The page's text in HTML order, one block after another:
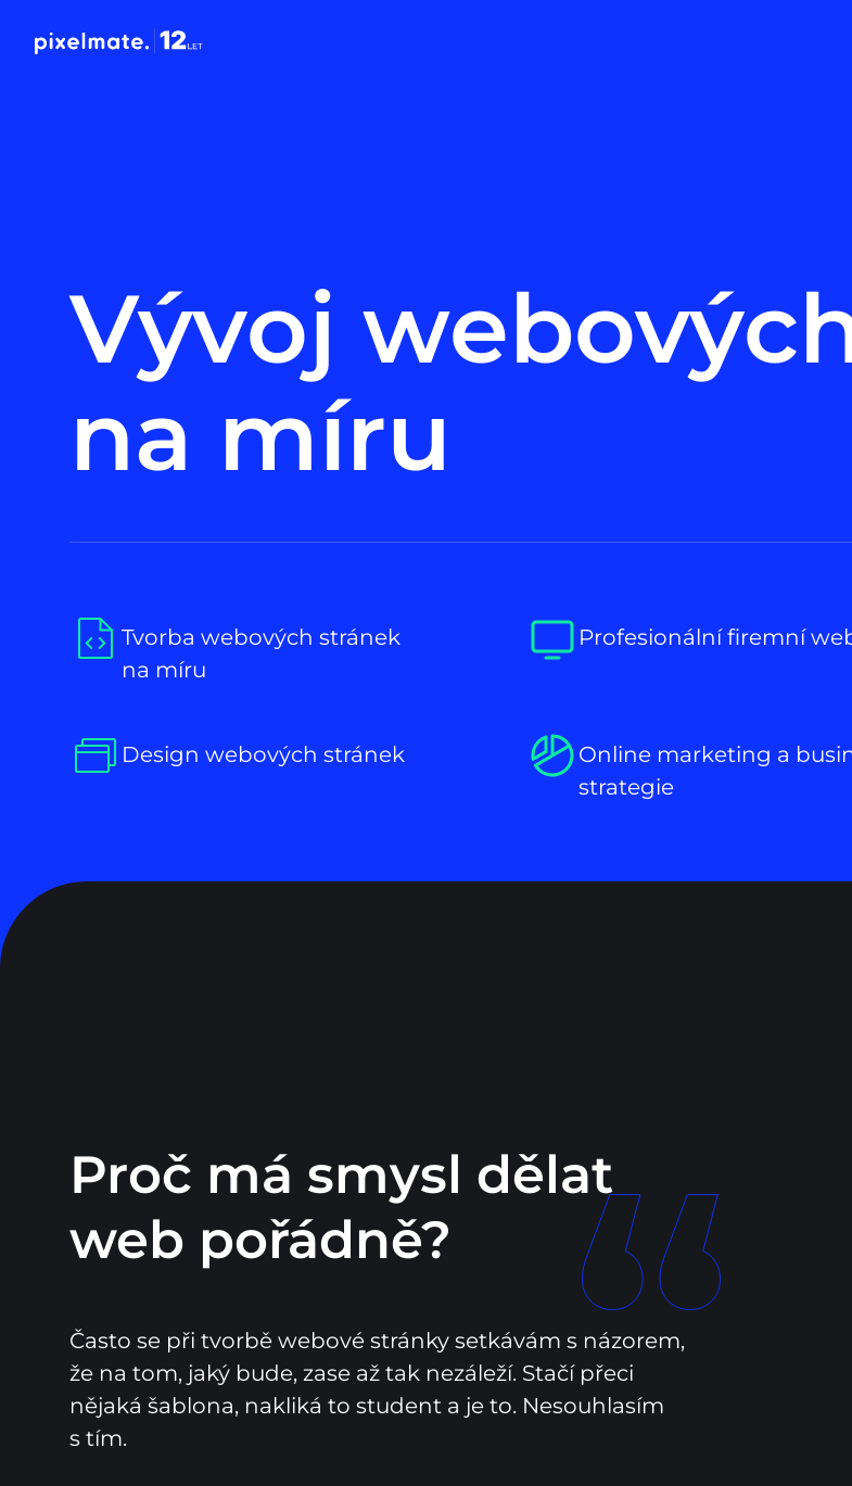
Vývoj
na míru
Tvorba webových stránek
na míru
Profesionální firemní
Design webových stránek
Online marketing a
strategie
Proč má smysl dělat
web pořádně?
Často se při tvorbě webové stránky setkávám s názorem,
že na tom, jaký bude, zase až tak nezáleží. Stačí přeci
nějaká šablona, nakliká to student a je to. Nesouhlasím
s tím.